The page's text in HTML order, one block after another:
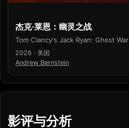
杰克·莱恩：幽灵之战
Tom Clancy's Jack Ryan: Ghost War
2026 · 美国
Andrew Bernstein
影评与分析